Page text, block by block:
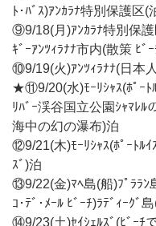
ﾄ･ﾊﾞｽ)ｱﾝｶﾗﾅ特別保護区(
⑨9/18(月)ｱﾝｶﾗﾅ特別保護
ｷﾞｰｱﾝﾂｨﾗﾅﾅ市内(散策 ﾋﾞ
⑩9/19(火)ｱﾝﾂｨﾗﾅﾅ(日本
★⑪9/20(水)ﾓｰﾘｼｬｽ(ﾎﾟｰﾄ
ﾘﾊﾞｰ渓谷国立公園ｼｬﾏﾚﾙ
海中の幻の瀑布)泊
⑫9/21(木)ﾓｰﾘｼｬｽ(ﾎﾟｰﾄﾙｲ
ｽﾞ)泊
⑬9/22(金)ﾏﾍ島(船)ﾌﾟﾗﾗﾝ
ｺ･ﾃﾞ･ﾒｰﾙ ﾋﾞｰﾁ)ﾗﾃﾞｨｰｸﾞ
⑭9/23(土)ｾｲｼｪﾙｽﾞ(ﾋﾞｰﾁ